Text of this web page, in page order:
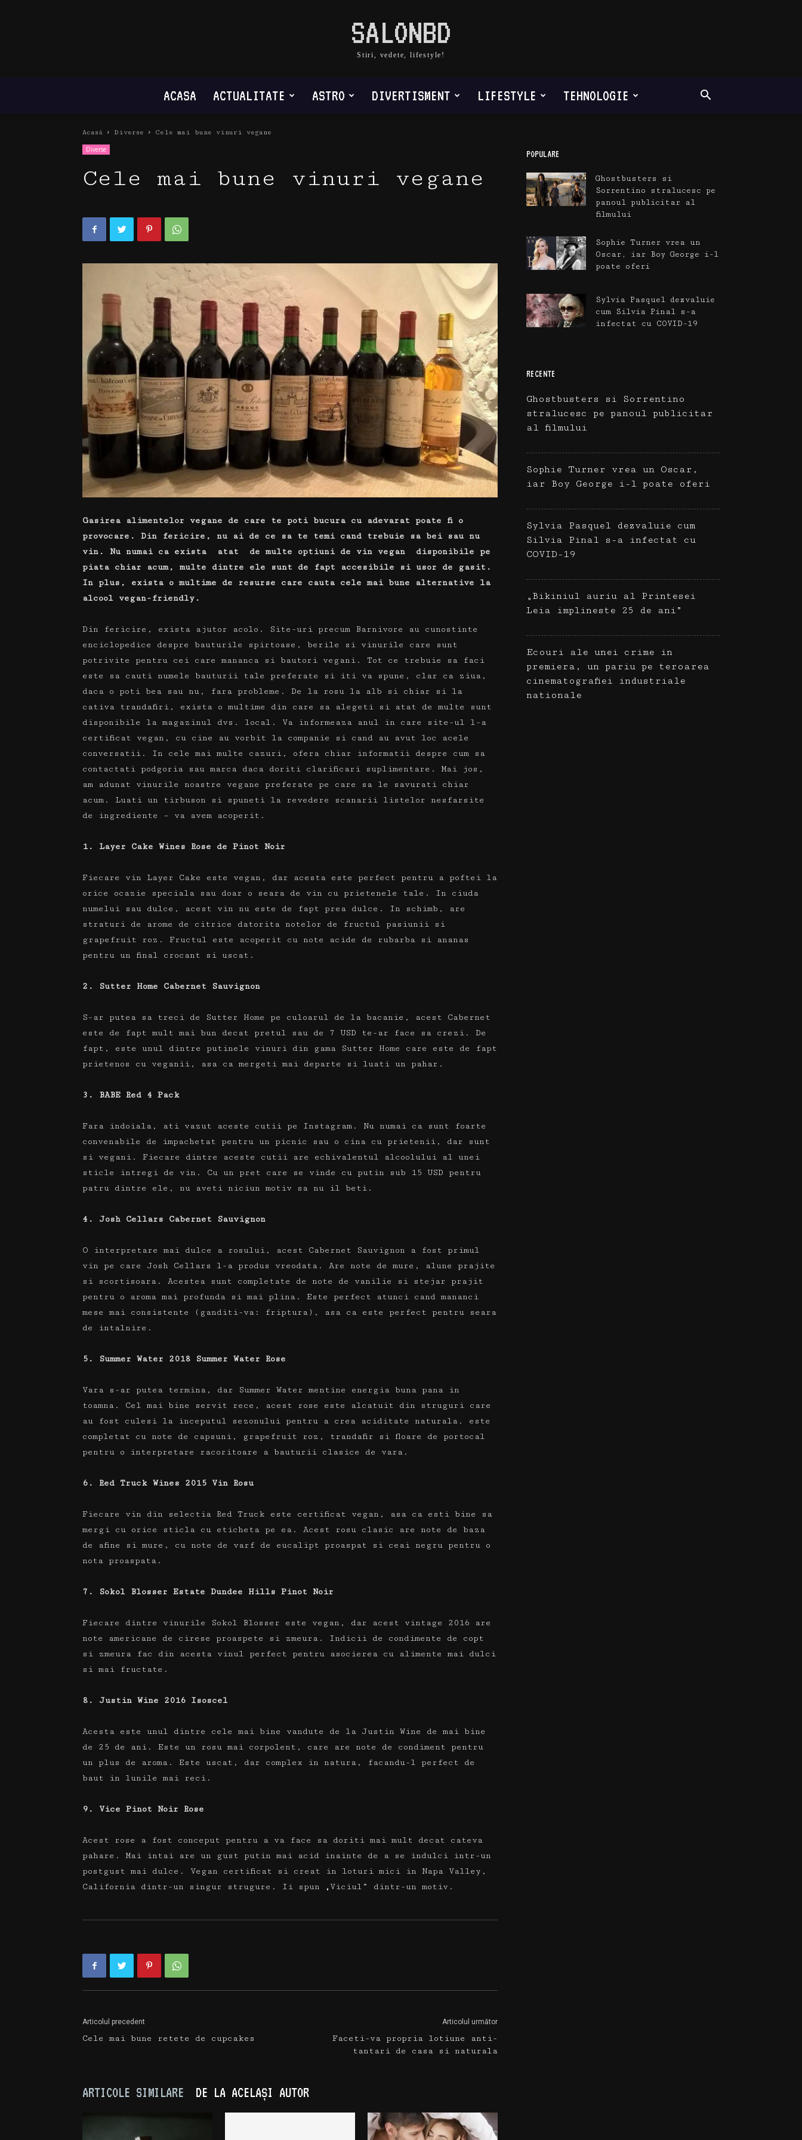
SALONBD
Stiri, vedete, lifestyle!
ACASA ACTUALITATE ASTRO DIVERTISMENT LIFESTYLE TEHNOLOGIE
Acasă Diverse Cele mai bune vinuri vegane
Diverse
Cele mai bune vinuri vegane
Gasirea alimentelor vegane de care te poti bucura cu adevarat poate fi o
provocare. Din fericire, nu ai de ce sa te temi cand trebuie sa bei sau nu
vin. Nu numai ca exista atat de multe optiuni de vin vegan disponibile pe
piata chiar acum, multe dintre ele sunt de fapt accesibile si usor de gasit.
In plus, exista o multime de resurse care cauta cele mai bune alternative la
alcool vegan-friendly.
Din fericire, exista ajutor acolo. Site-uri precum Barnivore
au cunostinte
enciclopedice despre bauturile spirtoase, berile si vinurile care sunt
potrivite pentru cei care mananca si bautori vegani. Tot ce trebuie sa faci
este sa cauti numele bauturii tale preferate si iti va spune, clar ca ziua,
daca o poti bea sau nu, fara probleme. De la rosu la alb si chiar si la
cativa trandafiri, exista o multime din care sa alegeti si atat de multe sunt
disponibile la magazinul dvs. local. Va informeaza anul in care site-ul l-a
certificat vegan, cu cine au vorbit la companie si cand au avut loc acele
conversatii. In cele mai multe cazuri, ofera chiar informatii despre cum sa
contactati podgoria sau marca daca doriti clarificari suplimentare. Mai jos,
am adunat vinurile noastre vegane preferate pe care sa le savurati chiar
acum. Luati un tirbuson si spuneti la revedere scanarii listelor nesfarsite
de ingrediente – va avem acoperit.
1. Layer Cake Wines Rose de Pinot Noir
Fiecare vin Layer Cake este vegan, dar acesta este perfect pentru a poftei la
orice ocazie speciala sau doar o seara de vin cu prietenele tale. In ciuda
numelui sau dulce, acest vin nu este de fapt prea dulce. In schimb, are
straturi de arome de citrice datorita notelor de fructul pasiunii si
grapefruit roz. Fructul este acoperit cu note acide de rubarba si ananas
pentru un final crocant si uscat.
2. Sutter Home Cabernet Sauvignon
S-ar putea sa treci de Sutter Home pe culoarul de la bacanie, acest Cabernet
este de fapt mult mai bun decat pretul sau de 7 USD te-ar face sa crezi. De
fapt, este unul dintre putinele vinuri din gama Sutter Home care este de fapt
prietenos cu veganii, asa ca mergeti mai departe si luati un pahar.
3. BABE Red 4 Pack
Fara indoiala, ati vazut aceste cutii pe Instagram. Nu numai ca sunt foarte
convenabile de impachetat pentru un picnic sau o cina cu prietenii, dar sunt
si vegani. Fiecare dintre aceste cutii are echivalentul alcoolului al unei
sticle intregi de vin. Cu un pret care se vinde cu putin sub 15 USD pentru
patru dintre ele, nu aveti niciun motiv sa nu il beti.
4. Josh Cellars Cabernet Sauvignon
O interpretare mai dulce a rosului, acest Cabernet Sauvignon a fost primul
vin pe care Josh Cellars l-a produs vreodata. Are note de mure, alune prajite
si scortisoara. Acestea sunt completate de note de vanilie si stejar prajit
pentru o aroma mai profunda si mai plina. Este perfect atunci cand mananci
mese mai consistente (ganditi-va: friptura), asa ca este perfect pentru seara
de intalnire.
5. Summer Water 2018 Summer Water Rose
Vara s-ar putea termina, dar Summer Water mentine energia buna pana in
toamna. Cel mai bine servit rece, acest rose este alcatuit din struguri care
au fost culesi la inceputul sezonului pentru a crea aciditate naturala. este
completat cu note de capsuni, grapefruit roz, trandafir si floare de portocal
pentru o interpretare racoritoare a bauturii clasice de vara.
6. Red Truck Wines 2015 Vin Rosu
Fiecare vin din selectia Red Truck este certificat vegan, asa ca esti bine sa
mergi cu orice sticla cu eticheta pe ea. Acest rosu clasic are note de baza
de afine si mure, cu note de varf de eucalipt proaspat si ceai negru pentru o
nota proaspata.
7. Sokol Blosser Estate Dundee Hills Pinot Noir
Fiecare dintre vinurile Sokol Blosser este vegan, dar acest vintage 2016 are
note americane de cirese proaspete si zmeura. Indicii de condimente de copt
si zmeura fac din acesta vinul perfect pentru asocierea cu alimente mai dulci
si mai fructate.
8. Justin Wine 2016 Isoscel
Acesta este unul dintre cele mai bine vandute de la Justin Wine de mai bine
de 25 de ani. Este un rosu mai corpolent, care are note de condiment pentru
un plus de aroma. Este uscat, dar complex in natura, facandu-l perfect de
baut in lunile mai reci.
9. Vice Pinot Noir Rose
Acest rose a fost conceput pentru a va face sa doriti mai mult decat cateva
pahare. Mai intai are un gust putin mai acid inainte de a se indulci intr-un
postgust mai dulce. Vegan certificat si creat in loturi mici in Napa Valley,
California dintr-un singur strugure. Ii spun „Viciul” dintr-un motiv.
Articolul precedent
Cele mai bune retete de cupcakes
Articolul următor
Faceti-va propria lotiune anti-
tantari de casa si naturala
ARTICOLE SIMILARE DE LA ACELAȘI AUTOR
POPULARE
Ghostbusters si
Sorrentino stralucesc pe
panoul publicitar al
filmului
Sophie Turner vrea un
Oscar, iar Boy George i-l
poate oferi
Sylvia Pasquel dezvaluie
cum Silvia Pinal s-a
infectat cu COVID-19
RECENTE
Ghostbusters si Sorrentino
stralucesc pe panoul publicitar
al filmului
Sophie Turner vrea un Oscar,
iar Boy George i-l poate oferi
Sylvia Pasquel dezvaluie cum
Silvia Pinal s-a infectat cu
COVID-19
„Bikiniul auriu al Printesei
Leia implineste 25 de ani”
Ecouri ale unei crime in
premiera, un pariu pe teroarea
cinematografiei industriale
nationale